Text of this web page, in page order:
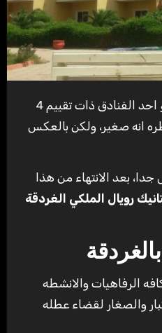
انه صغير، ولكن بالعكس
بعد الانتهاء من هذا
رويال الملكي الغردقة
الرفاهيات والانشطه
والصغار لقضاء عطله